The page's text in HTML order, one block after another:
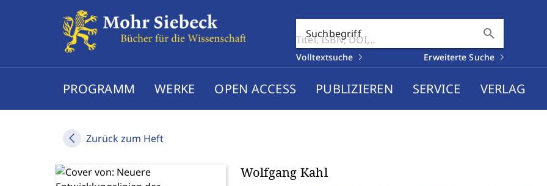
Suchbegriff search
Volltextsuche Erweiterte Suche
PROGRAMM WERKE OPEN ACCESS PUBLIZIEREN SERVICE VERLAG
Zurück zum Heft
Wolfgang Kahl